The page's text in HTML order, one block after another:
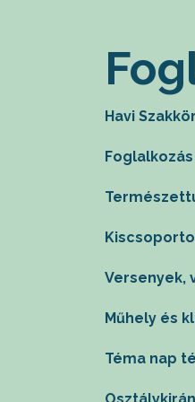
Havi Szakkör
Versenyek,
Műhely és
Téma nap